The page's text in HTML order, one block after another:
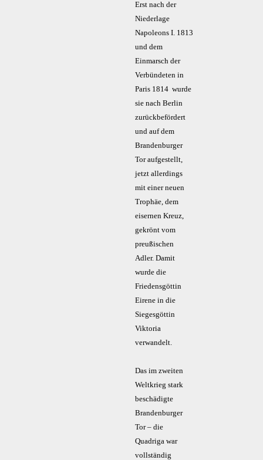
Erst nach der
Niederlage
Napoleons I. 1813
und dem
Einmarsch der
Verbündeten in
Paris 1814 wurde
sie nach Berlin
zurückbefördert
und auf dem
Brandenburger
Tor aufgestellt,
jetzt allerdings
mit einer neuen
Trophäe, dem
eisernen Kreuz,
gekrönt vom
preußischen
Adler. Damit
wurde die
Friedensgöttin
Eirene in die
Siegesgöttin
Viktoria
verwandelt.
Das im zweiten
Weltkrieg stark
beschädigte
Brandenburger
Tor – die
Quadriga war
vollständig